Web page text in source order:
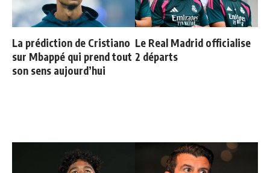
La prédiction de Cristiano
sur Mbappé qui prend tout
son sens aujourd’hui
Le Real Madrid officialise
2 départs